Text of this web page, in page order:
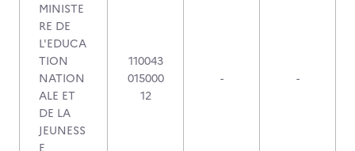
MINISTE
RE DE
L'EDUCA
TION
NATION
ALE ET
DE LA
JEUNESS
110043
015000
12
- -